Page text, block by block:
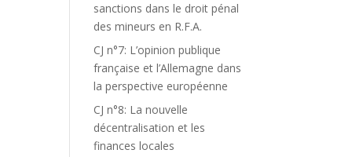
sanctions dans le droit pénal
des mineurs en R.F.A.
CJ n°7: L’opinion publique
française et l’Allemagne dans
la perspective européenne
CJ n°8: La nouvelle
décentralisation et les
finances locales